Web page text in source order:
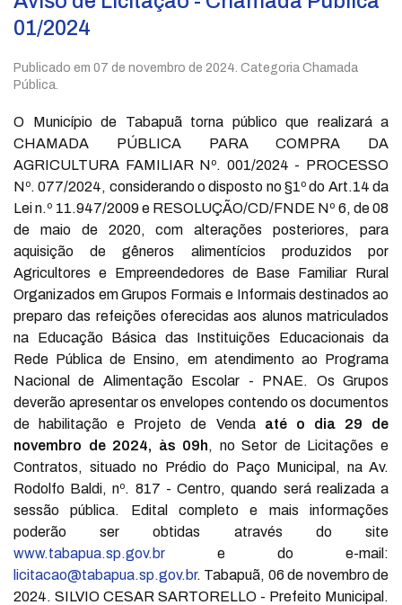
01/2024
Publicado em 07 de novembro de 2024 . Categoria Chamada
Pública.
O Município de Tabapuã torna público que realizará a
CHAMADA PÚBLICA PARA COMPRA DA
AGRICULTURA FAMILIAR Nº. 001/2024 - PROCESSO
Nº. 077/2024, considerando o disposto no §1º do Art.14 da
Lei n.º 11.947/2009 e RESOLUÇÃO/CD/FNDE Nº 6, de 08
de maio de 2020, com alterações posteriores, para
aquisição de gêneros alimentícios produzidos por
Agricultores e Empreendedores de Base Familiar Rural
Organizados em Grupos Formais e Informais destinados ao
preparo das refeições oferecidas aos alunos matriculados
na Educação Básica das Instituições Educacionais da
Rede Pública de Ensino, em atendimento ao Programa
Nacional de Alimentação Escolar - PNAE. Os Grupos
deverão apresentar os envelopes contendo os documentos
de habilitação e Projeto de Venda até o dia 29 de
novembro de 2024, às 09h, no Setor de Licitações e
Contratos, situado no Prédio do Paço Municipal, na Av.
Rodolfo Baldi, nº. 817 - Centro, quando será realizada a
sessão pública. Edital completo e mais informações
poderão ser obtidas através do site
www.tabapua.sp.gov.br e do e-mail:
licitacao@tabapua.sp.gov.br. Tabapuã, 06 de novembro de
2024. SILVIO CESAR SARTORELLO - Prefeito Municipal.